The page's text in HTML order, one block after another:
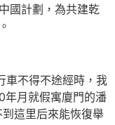
國計劃，為共建乾
車不得不途經時，我
年月就假寓廈門的潘
這里后來能恢復舉